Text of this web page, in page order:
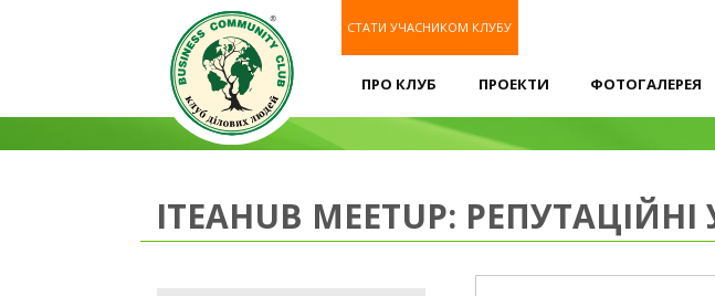
СТАТИ УЧАСНИКОМ КЛУБУ
ПРО КЛУБ ПРОЕКТИ ФОТОГАЛЕРЕЯ
ITEAHUB MEETUP: